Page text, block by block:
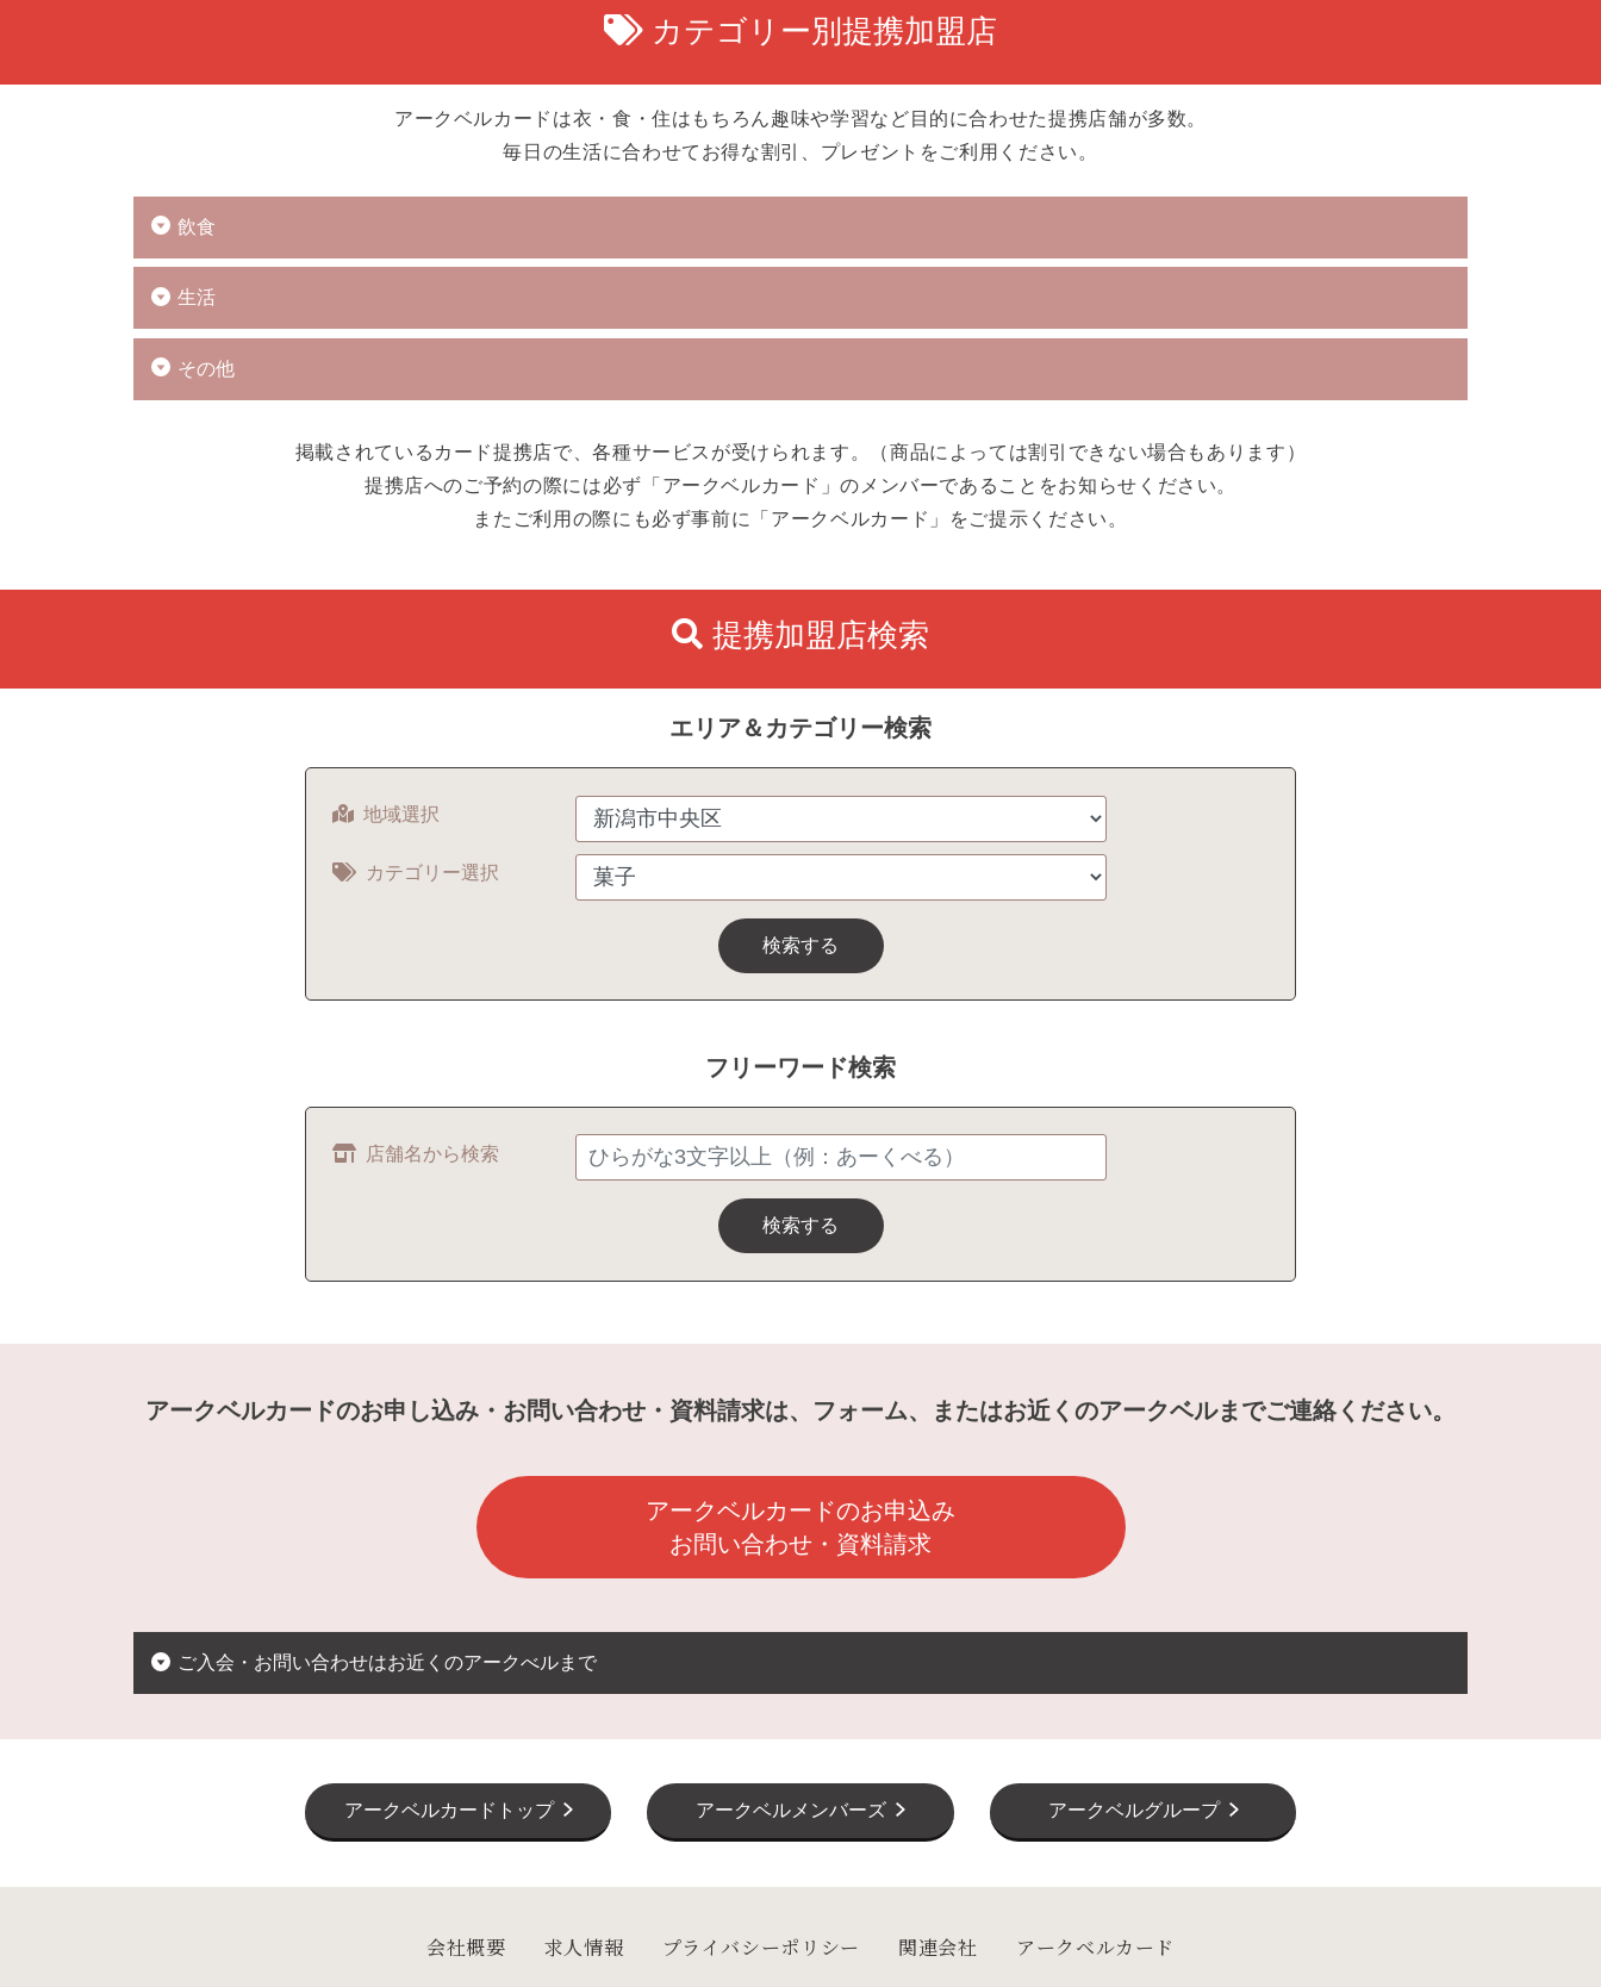
カテゴリー別提携加盟店
アークベルカードは衣・食・住はもちろん趣味や学習など目的に合わせた提携店舗が多数。
毎日の生活に合わせてお得な割引、プレゼントをご利用ください。
飲食
生活
その他
掲載されているカード提携店で、各種サービスが受けられます。（商品によっては割引できない場合もあります）
提携店へのご予約の際には必ず「アークベルカード」のメンバーであることをお知らせください。
またご利用の際にも必ず事前に「アークベルカード」をご提示ください。
提携加盟店検索
エリア＆カテゴリー検索
地域選択
カテゴリー選択
検索する
フリーワード検索
店舗名から検索
検索する
アークベルカードのお申し込み・お問い合わせ・資料請求は、フォーム、またはお近くのアークベルまでご連絡ください。
アークベルカードのお申込み
お問い合わせ・資料請求
ご入会・お問い合わせはお近くのアークべルまで
アークベルカードトップ アークベルメンバーズ アークベルグループ
会社概要 求人情報 プライバシーポリシー 関連会社 アークベルカード